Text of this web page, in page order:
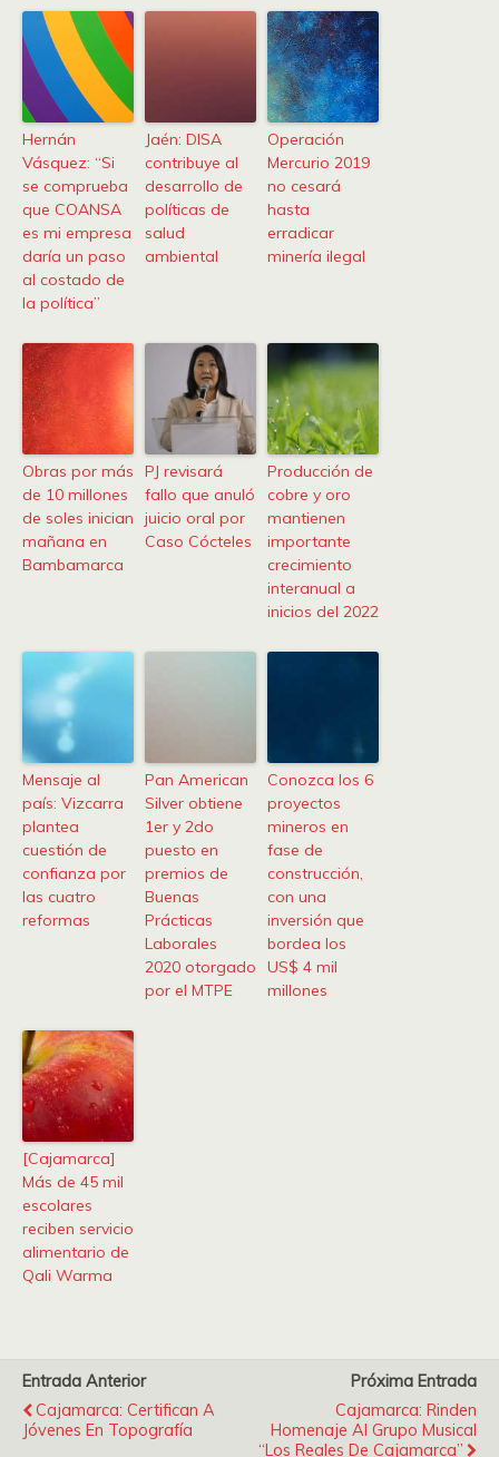
Hernán
Vásquez: “Si
se comprueba
que COANSA
es mi empresa
daría un paso
al costado de
la política”
Jaén: DISA
contribuye al
desarrollo de
políticas de
salud
ambiental
Operación
Mercurio 2019
no cesará
hasta
erradicar
minería ilegal
Obras por más
de 10 millones
de soles inician
mañana en
Bambamarca
PJ revisará
fallo que anuló
juicio oral por
Caso Cócteles
Producción de
cobre y oro
mantienen
importante
crecimiento
interanual a
inicios del 2022
Mensaje al
país: Vizcarra
plantea
cuestión de
confianza por
las cuatro
reformas
Pan American
Silver obtiene
1er y 2do
puesto en
premios de
Buenas
Prácticas
Laborales
2020 otorgado
por el MTPE
Conozca los 6
proyectos
mineros en
fase de
construcción,
con una
inversión que
bordea los
US$ 4 mil
millones
[Cajamarca]
Más de 45 mil
escolares
reciben servicio
alimentario de
Qali Warma
Entrada Anterior
Cajamarca: Certifican A
Jóvenes En Topografía
Próxima Entrada
Cajamarca: Rinden
Homenaje Al Grupo Musical
“Los Reales De Cajamarca”